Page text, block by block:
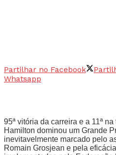
Partilhar no Facebook
Whatsapp
95ª vitória da carreira e a 11ª
Hamilton dominou um Grande
inevitavelmente marcado pelo
Romain Grosjean e pela